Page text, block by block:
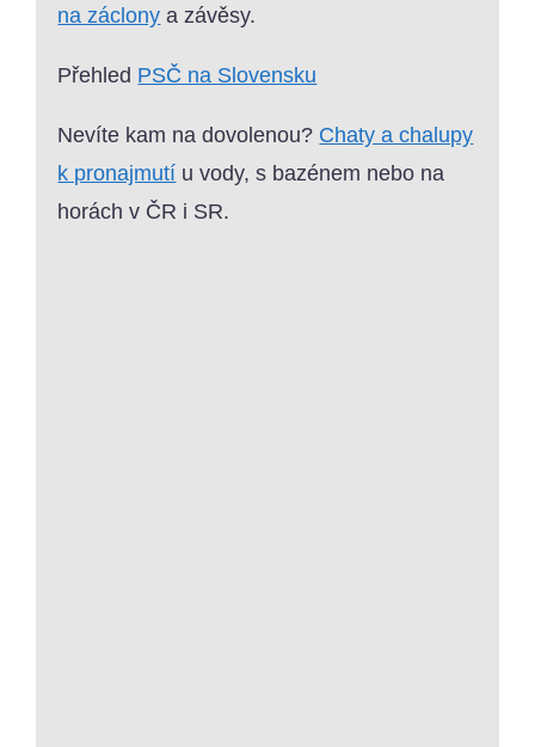
na záclony a závěsy.
Přehled PSČ na Slovensku
Nevíte kam na dovolenou? Chaty a chalupy
k pronajmutí u vody, s bazénem nebo na
horách v ČR i SR.